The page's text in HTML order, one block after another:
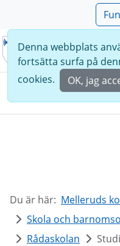
Denna webbplats
fortsätta surfa på
cookies.
OK, jag
Du är här: Melleruds
Skola och
Rådaskolan